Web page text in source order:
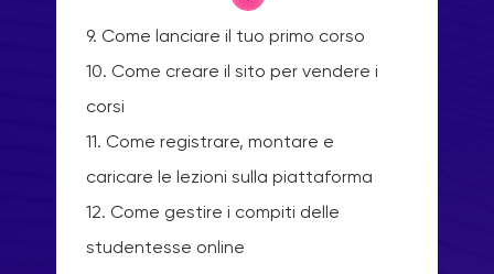
9. Come lanciare il tuo primo corso
10. Come creare il sito per vendere i
corsi
11. Come registrare, montare e
caricare le lezioni sulla piattaforma
12. Come gestire i compiti delle
studentesse online